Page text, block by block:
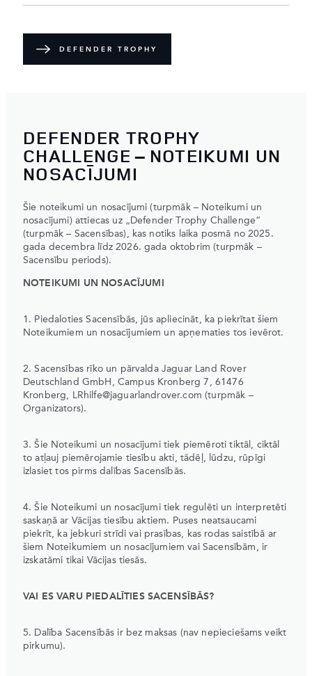
DEFENDER TROPHY
DEFENDER TROPHY
CHALLENGE – NOTEIKUMI UN
NOSACĪJUMI
Šie noteikumi un nosacījumi (turpmāk – Noteikumi un
nosacījumi) attiecas uz „Defender Trophy Challenge“
(turpmāk – Sacensības), kas notiks laika posmā no 2025.
gada decembra līdz 2026. gada oktobrim (turpmāk –
Sacensību periods).
NOTEIKUMI UN NOSACĪJUMI
1. Piedaloties Sacensībās, jūs apliecināt, ka piekrītat šiem
Noteikumiem un nosacījumiem un apņematies tos ievērot.
2. Sacensības rīko un pārvalda Jaguar Land Rover
Deutschland GmbH, Campus Kronberg 7, 61476
Kronberg, LRhilfe@jaguarlandrover.com (turpmāk –
Organizators).
3. Šie Noteikumi un nosacījumi tiek piemēroti tiktāl, ciktāl
to atļauj piemērojamie tiesību akti, tādēļ, lūdzu, rūpīgi
izlasiet tos pirms dalības Sacensībās.
4. Šie Noteikumi un nosacījumi tiek regulēti un interpretēti
saskaņā ar Vācijas tiesību aktiem. Puses neatsaucami
piekrīt, ka jebkuri strīdi vai prasības, kas rodas saistībā ar
šiem Noteikumiem un nosacījumiem vai Sacensībām, ir
izskatāmi tikai Vācijas tiesās.
VAI ES VARU PIEDALĪTIES SACENSĪBĀS?
5. Dalība Sacensībās ir bez maksas (nav nepieciešams veikt
pirkumu).